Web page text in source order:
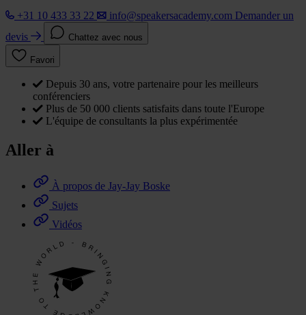
+31 10 433 33 22
info@speakersacademy.com Demander un
devis
Chattez avec nous
Favori
Depuis 30 ans, votre partenaire pour les meilleurs
conférenciers
Plus de 50 000 clients satisfaits dans toute l'Europe
L'équipe de consultants la plus expérimentée
Aller à
À propos de Jay-Jay Boske
Sujets
Vidéos